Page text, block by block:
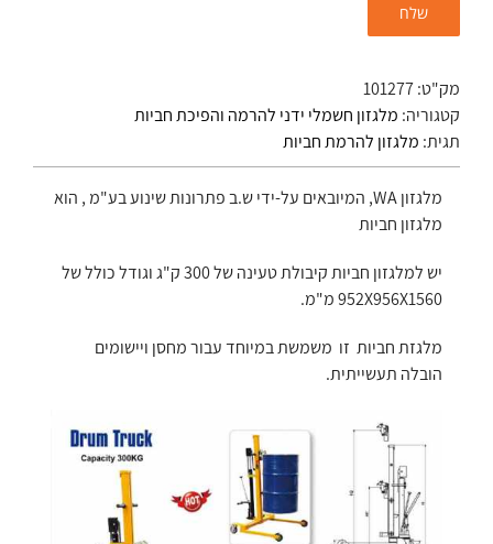
מק"ט:101277
קטגוריה: מלגזון חשמלי ידני להרמה והפיכת חביות
תגית: מלגזון להרמת חביות
מלגזון WA, המיובאים על-ידי ש.ב פתרונות שינוע בע"מ , הוא
מלגזון חביות
יש למלגזון חביות קיבולת טעינה של 300 ק"ג וגודל כולל של
952X956X1560 מ"מ.
מלגזת חביות זו משמשת במיוחד עבור מחסן ויישומים
הובלה תעשייתית.